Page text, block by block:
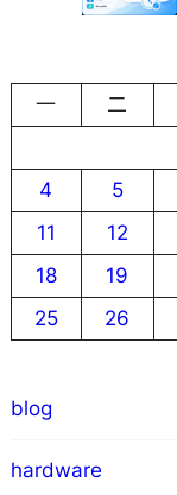
一
二
4
5
11
12
18
19
25
26
blog
hardware